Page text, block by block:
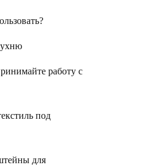
работу с
под
для